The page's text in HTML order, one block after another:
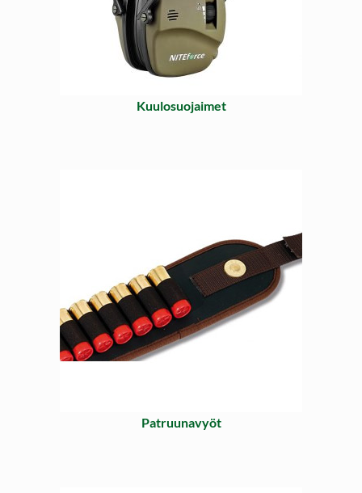
Kuulosuojaimet
Patruunavyöt